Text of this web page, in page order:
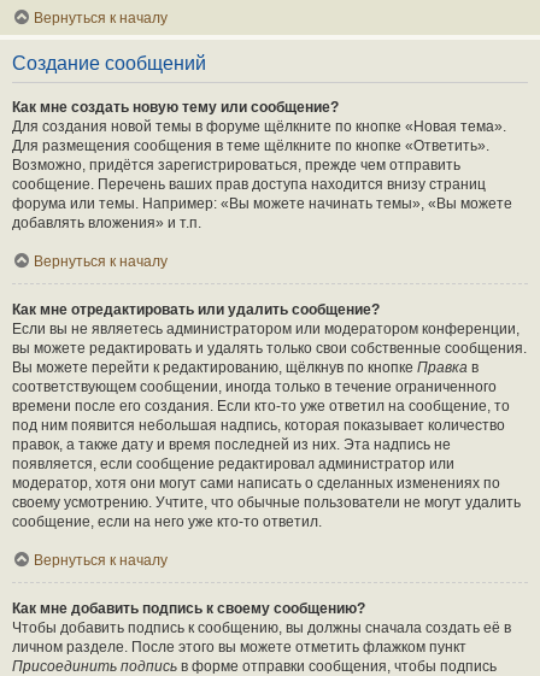
Вернуться к началу
Создание сообщений
Как мне создать новую тему или сообщение?
Для создания новой темы в форуме щёлкните по кнопке «Новая тема».
Для размещения сообщения в теме щёлкните по кнопке «Ответить».
Возможно, придётся зарегистрироваться, прежде чем отправить
сообщение. Перечень ваших прав доступа находится внизу страниц
форума или темы. Например: «Вы можете начинать темы», «Вы можете
добавлять вложения» и т.п.
Вернуться к началу
Как мне отредактировать или удалить сообщение?
Если вы не являетесь администратором или модератором конференции,
вы можете редактировать и удалять только свои собственные сообщения.
Вы можете перейти к редактированию, щёлкнув по кнопке Правка в
соответствующем сообщении, иногда только в течение ограниченного
времени после его создания. Если кто-то уже ответил на сообщение, то
под ним появится небольшая надпись, которая показывает количество
правок, а также дату и время последней из них. Эта надпись не
появляется, если сообщение редактировал администратор или
модератор, хотя они могут сами написать о сделанных изменениях по
своему усмотрению. Учтите, что обычные пользователи не могут удалить
сообщение, если на него уже кто-то ответил.
Вернуться к началу
Как мне добавить подпись к своему сообщению?
Чтобы добавить подпись к сообщению, вы должны сначала создать её в
личном разделе. После этого вы можете отметить флажком пункт
Присоединить подпись в форме отправки сообщения, чтобы подпись